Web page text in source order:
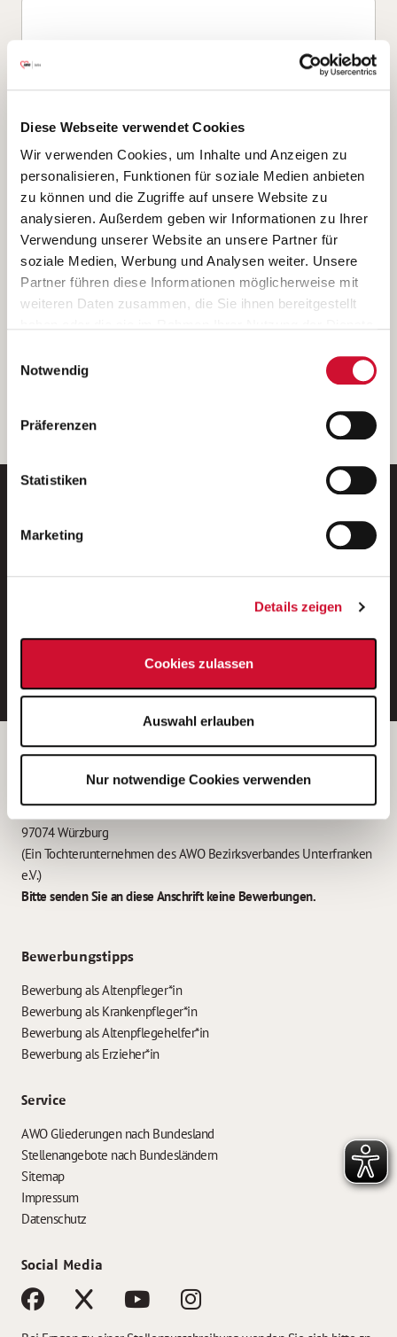
Diese Webseite verwendet Cookies
Wir verwenden Cookies, um Inhalte und Anzeigen zu
personalisieren, Funktionen für soziale Medien anbieten
zu können und die Zugriffe auf unsere Website zu
analysieren. Außerdem geben wir Informationen zu Ihrer
Verwendung unserer Website an unsere Partner für
soziale Medien, Werbung und Analysen weiter. Unsere
Partner führen diese Informationen möglicherweise mit
weiteren Daten zusammen, die Sie ihnen bereitgestellt
Wenn Sie auf „Cookies zulassen“ klicken, so stimmen
Sie der Speicherung sämtlicher Cookies zu. Sie können
Ihre Einwilligung selbstverständlich jederzeit widerrufen,
indem Sie die Cookie-Einstellungen aufrufen und diese
unserer
Notwendig
Präferenzen
Statistiken
Marketing
Details zeigen
Cookies zulassen
Auswahl erlauben
Nur notwendige Cookies verwenden
Ich bin damit einverstanden, dass meine personenbezogenen Daten
ausschließlich zum Zweck der Durchführung der Kontaktanfrage
verarbeitet, auf IT- Systemen der Garitz Bewirtschaftungsbetriebe
GmbH, Heinrich-von-Kleist-Straße 2, 97688 Bad Kissingen
(Betreiber) gespeichert und an die für das Stellenangebot
verantwortliche Stelle zur Kontaktaufnahme weitergegeben
werden.
Diese Einwilligungserklärung kann ich jederzeit gegenüber dem
Weitere Details können Sie der
entnehmen.
E-Mail-Adresse eintragen
Betreiber der Webseite
Garitz Bewirtschaftungsbetriebe GmbH
Kantstraße 45a
97074 Würzburg
(Ein Tochterunternehmen des AWO Bezirksverbandes Unterfranken
e.V.)
Bitte senden Sie an diese Anschrift keine Bewerbungen.
Bewerbungstipps
Bewerbung als Altenpfleger*in
Bewerbung als Krankenpfleger*in
Bewerbung als Altenpflegehelfer*in
Bewerbung als Erzieher*in
Service
AWO Gliederungen nach Bundesland
Stellenangebote nach Bundesländern
Sitemap
Impressum
Datenschutz
Social Media